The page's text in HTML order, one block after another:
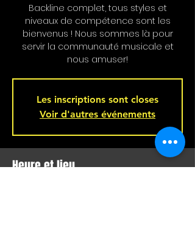
Backline complet, tous styles et
niveaux de compétence sont les
bienvenus ! Nous sommes là pour
servir la communauté musicale et
nous amuser!
Les inscriptions sont closes
Voir d'autres événements
Heure et lieu